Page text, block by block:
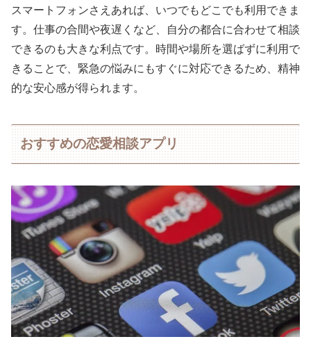
スマートフォンさえあれば、いつでもどこでも利用できま
す。仕事の合間や夜遅くなど、自分の都合に合わせて相談
できるのも大きな利点です。時間や場所を選ばずに利用で
きることで、緊急の悩みにもすぐに対応できるため、精神
的な安心感が得られます。
おすすめの恋愛相談アプリ